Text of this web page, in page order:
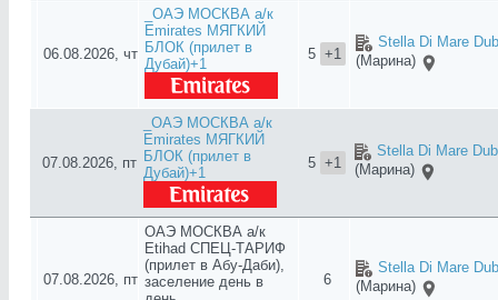
06.08.2026, чт
_ОАЭ МОСКВА а/к
Emirates МЯГКИЙ
БЛОК (прилет в
Дубай)+1
5 +1
Stella Di Mare
(Марина)
07.08.2026, пт
_ОАЭ МОСКВА а/к
Emirates МЯГКИЙ
БЛОК (прилет в
Дубай)+1
5 +1
Stella Di Mare
(Марина)
07.08.2026, пт
ОАЭ МОСКВА а/к
Etihad СПЕЦ-ТАРИФ
(прилет в Абу-Даби),
заселение день в
6
Stella Di Mare
(Марина)